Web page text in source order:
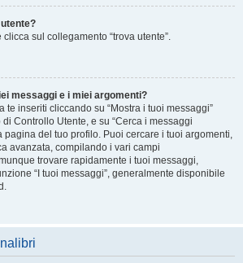
clicca sul collegamento “trova utente”.
messaggi e i miei argomenti?
te inseriti cliccando su “Mostra i tuoi messaggi”
Controllo Utente, e su “Cerca i messaggi
pagina del tuo profilo. Puoi cercare i tuoi argomenti,
avanzata, compilando i vari campi
trovare rapidamente i tuoi messaggi,
“I tuoi messaggi”, generalmente disponibile